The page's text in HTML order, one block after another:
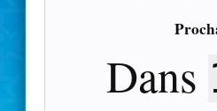
Dans